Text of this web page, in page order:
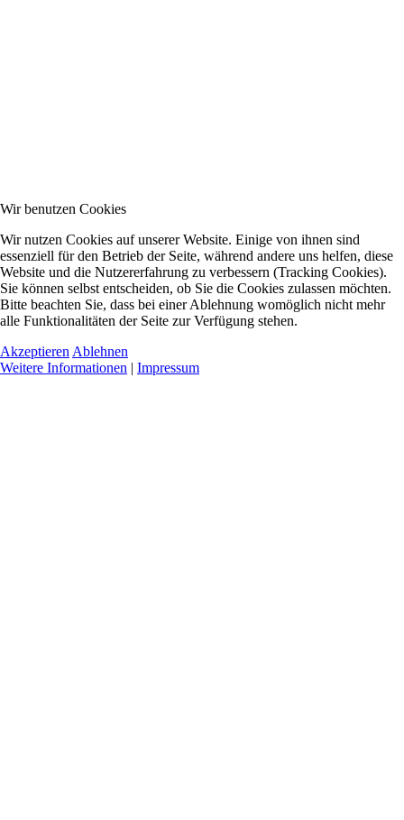
Wir benutzen Cookies
Wir nutzen Cookies auf unserer Website. Einige von ihnen sind
essenziell für den Betrieb der Seite, während andere uns helfen, diese
Website und die Nutzererfahrung zu verbessern (Tracking Cookies).
Sie können selbst entscheiden, ob Sie die Cookies zulassen möchten.
Bitte beachten Sie, dass bei einer Ablehnung womöglich nicht mehr
alle Funktionalitäten der Seite zur Verfügung stehen.
Akzeptieren Ablehnen
Weitere Informationen | Impressum